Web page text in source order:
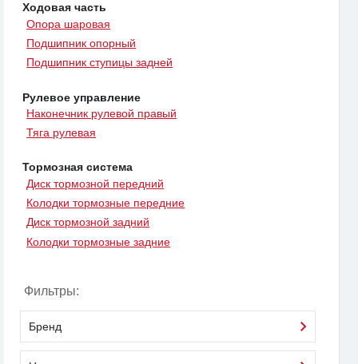
Ходовая часть
Опора шаровая
Подшипник опорный
Подшипник ступицы задней
Рулевое управление
Наконечник рулевой правый
Тяга рулевая
Тормозная система
Диск тормозной передний
Колодки тормозные передние
Диск тормозной задний
Колодки тормозные задние
Фильтры:
Бренд